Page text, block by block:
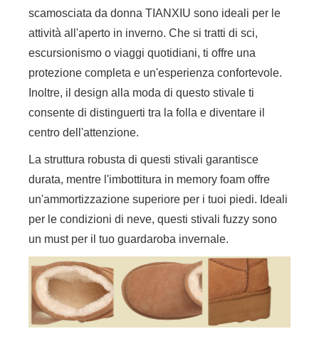
scamosciata da donna TIANXIU sono ideali per le
attività all'aperto in inverno. Che si tratti di sci,
escursionismo o viaggi quotidiani, ti offre una
protezione completa e un'esperienza confortevole.
Inoltre, il design alla moda di questo stivale ti
consente di distinguerti tra la folla e diventare il
centro dell'attenzione.
La struttura robusta di questi stivali garantisce
durata, mentre l'imbottitura in memory foam offre
un'ammortizzazione superiore per i tuoi piedi. Ideali
per le condizioni di neve, questi stivali fuzzy sono
un must per il tuo guardaroba invernale.